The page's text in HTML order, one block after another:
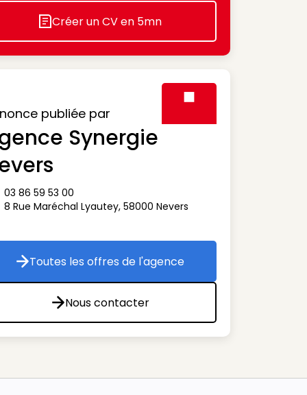
Icon decorative
Créer un CV en 5mn
publiée par
Synergie
téléphone
03 86 59 53 00
adresse
8 Rue Maréchal Lyautey, 58000 Nevers
Toutes les offres de l'agence
Toutes les offres de l'agence
Nous contacter
Nous contacter